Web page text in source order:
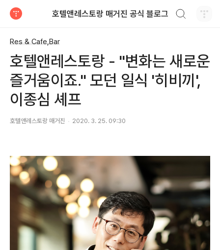
호텔앤레스토랑 매거진 공식 블로그
Res & Cafe,Bar
호텔앤레스토랑 - "변화는 새로운
즐거움이죠." 모던 일식 '히비끼',
이종심 셰프
호텔앤레스토랑 매거진 2020. 3. 25. 09:30